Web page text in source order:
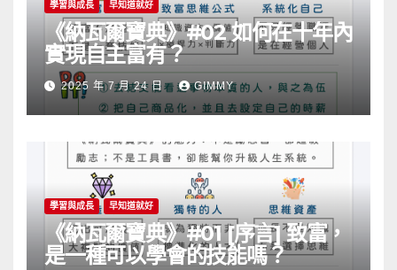
學習與成長 早知道就好
《納瓦爾寶典》#02 如何在十年內
實現自主富有？
2025 年 7 月 24 日 GIMMY
學習與成長 早知道就好
《納瓦爾寶典》#01 [序言] 致富，
是一種可以學會的技能嗎？